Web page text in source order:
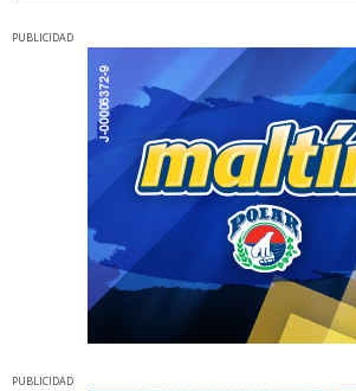
PUBLICIDAD
PUBLICIDAD